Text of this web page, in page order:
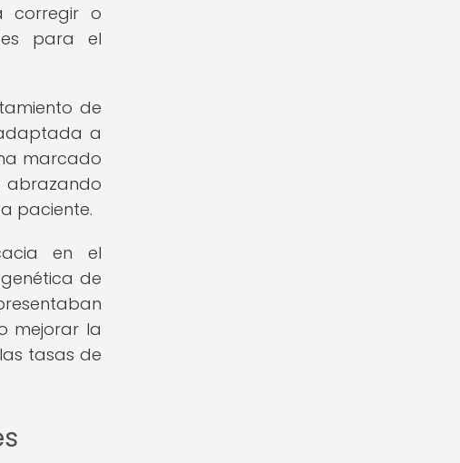
corregir o
para el
de
a
marcado
abrazando
paciente.
en el
de
mejorar la
tasas de